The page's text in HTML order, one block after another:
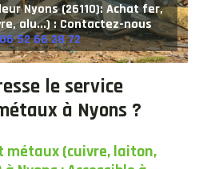
Nyons (26110): Achat fer,
alu...) : Contactez-nous
06 52 66 28 72
le service
à Nyons ?
métaux (cuivre, laiton,